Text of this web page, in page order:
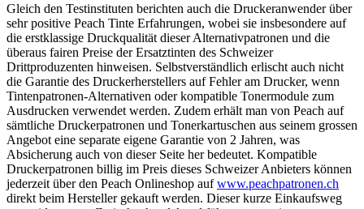
Gleich den Testinstituten berichten auch die Druckeranwender über
sehr positive Peach Tinte Erfahrungen, wobei sie insbesondere auf
die erstklassige Druckqualität dieser Alternativpatronen und die
überaus fairen Preise der Ersatztinten des Schweizer
Drittproduzenten hinweisen. Selbstverständlich erlischt auch nicht
die Garantie des Druckerherstellers auf Fehler am Drucker, wenn
Tintenpatronen-Alternativen oder kompatible Tonermodule zum
Ausdrucken verwendet werden. Zudem erhält man von Peach auf
sämtliche Druckerpatronen und Tonerkartuschen aus seinem grossen
Angebot eine separate eigene Garantie von 2 Jahren, was
Absicherung auch von dieser Seite her bedeutet. Kompatible
Druckerpatronen billig im Preis dieses Schweizer Anbieters können
jederzeit über den Peach Onlineshop aufwww.peachpatronen.ch
direkt beim Hersteller gekauft werden. Dieser kurze Einkaufsweg